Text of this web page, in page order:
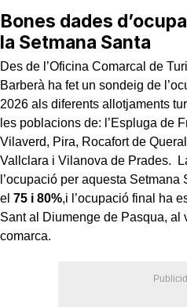
Bones dades
la Setmana Santa
Des de l’Oficina Comarcal de
Barberà ha fet un sondeig de
2026 als diferents allotjaments
les poblacions de: l’Espluga de
Vilaverd, Pira, Rocafort de
Vallclara i Vilanova de Prades.
l’ocupació per aquesta Setmana
el 75 i 80%,i l’ocupació final ha
Sant al Diumenge de Pasqua, al
comarca.